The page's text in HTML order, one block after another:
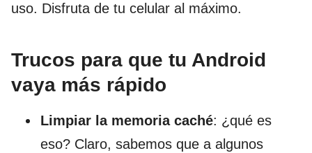
uso. Disfruta de tu celular al máximo.
Trucos para que tu Android
vaya más rápido
Limpiar la memoria caché: ¿qué es
eso? Claro, sabemos que a algunos